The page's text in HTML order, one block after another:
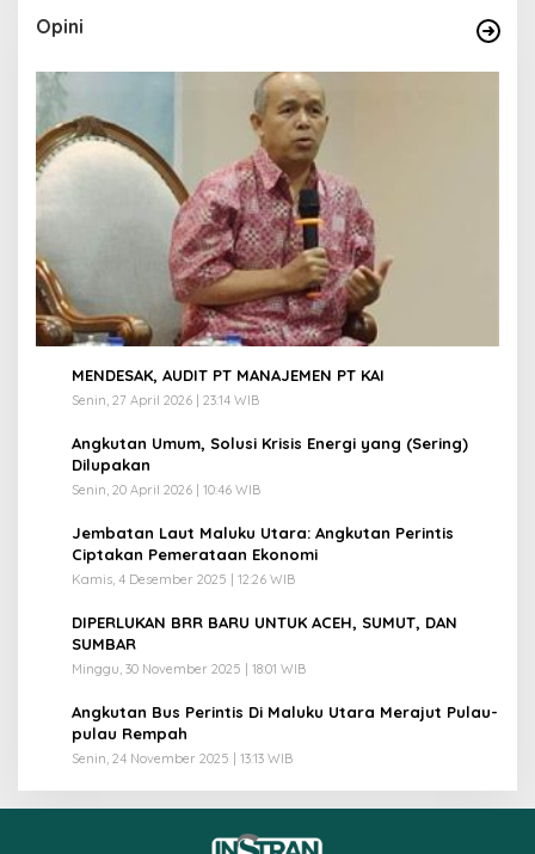
Opini
MENDESAK, AUDIT PT MANAJEMEN PT KAI
Senin, 27 April 2026 | 23:14 WIB
Angkutan Umum, Solusi Krisis Energi yang (Sering)
Dilupakan
Senin, 20 April 2026 | 10:46 WIB
Jembatan Laut Maluku Utara: Angkutan Perintis
Ciptakan Pemerataan Ekonomi
Kamis, 4 Desember 2025 | 12:26 WIB
DIPERLUKAN BRR BARU UNTUK ACEH, SUMUT, DAN
SUMBAR
Minggu, 30 November 2025 | 18:01 WIB
Angkutan Bus Perintis Di Maluku Utara Merajut Pulau-
pulau Rempah
Senin, 24 November 2025 | 13:13 WIB